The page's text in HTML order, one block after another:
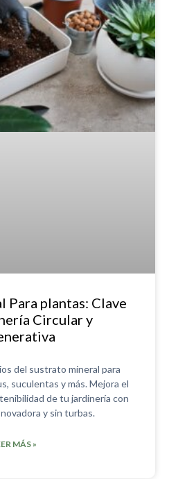
Para plantas: Clave
Circular y
del sustrato mineral para
suculentas y más. Mejora el
de tu jardinería con
y sin turbas.
MÁS »